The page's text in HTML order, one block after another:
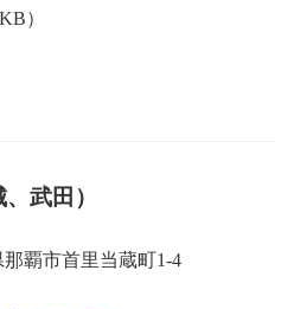
）
武田）
覇市首里当蔵町1-4